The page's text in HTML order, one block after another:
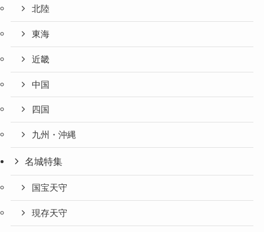
北陸
東海
近畿
中国
四国
九州・沖縄
名城特集
国宝天守
現存天守